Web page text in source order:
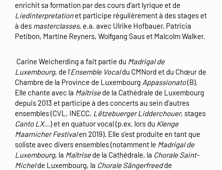
enrichit sa formation par des cours d’art lyrique et de
Liedinterpretationet participe régulièrement à des stages et
à des masterclasses, e.a. avec Ulrike Hofbauer, Patricia
Petibon, Martine Reyners, Wolfgang Saus et Malcolm Walker.
Carine Weicherding a fait partie du Madrigal de
Luxembourg, de l’Ensemble Vocaldu CMNord et du Chœur de
Chambre de la Province de Luxembourg Appassionato(B).
Elle chante avec la Maîtrisede la Cathédrale de Luxembourg
depuis 2013 et participe à des concerts au sein d’autres
ensembles (CVL, INECC, Lëtzebuerger Lidderchouer, stages
Canto LX...) et en quatuor vocal (p.ex. lors du Klenge
Maarnicher Festivalen 2019). Elle s’est produite en tant que
soliste avec divers ensembles (notamment le Madrigal de
Luxembourg, la Maîtrisede la Cathédrale, la Chorale Saint-
Michelde Luxembourg, la Chorale Sängerfreedde